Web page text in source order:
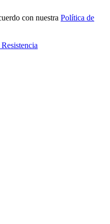
con nuestra Política de